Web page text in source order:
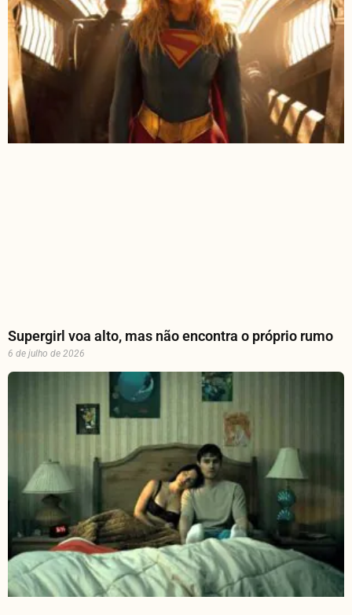
Supergirl voa alto, mas não encontra o próprio rumo
6 de julho de 2026